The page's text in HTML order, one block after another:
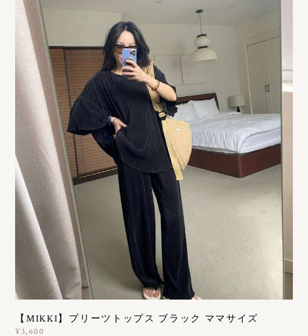
【MIKKI】プリーツトップス ブラック ママサイズ
¥3,600